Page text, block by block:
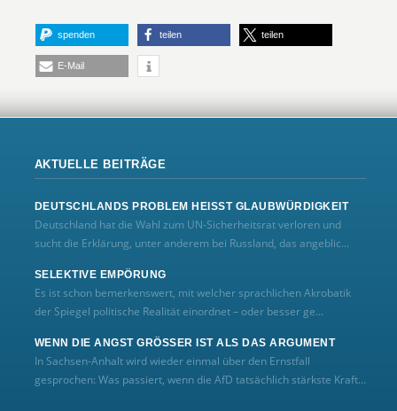
spenden teilen teilen
E-Mail
AKTUELLE BEITRÄGE
DEUTSCHLANDS PROBLEM HEISST GLAUBWÜRDIGKEIT
Deutschland hat die Wahl zum UN‑Sicherheitsrat verloren und
sucht die Erklärung, unter anderem bei Russland, das angeblic...
SELEKTIVE EMPÖRUNG
Es ist schon bemerkenswert, mit welcher sprachlichen Akrobatik
der Spiegel politische Realität einordnet – oder besser ge...
WENN DIE ANGST GRÖSSER IST ALS DAS ARGUMENT
In Sachsen-Anhalt wird wieder einmal über den Ernstfall
gesprochen: Was passiert, wenn die AfD tatsächlich stärkste Kraft...